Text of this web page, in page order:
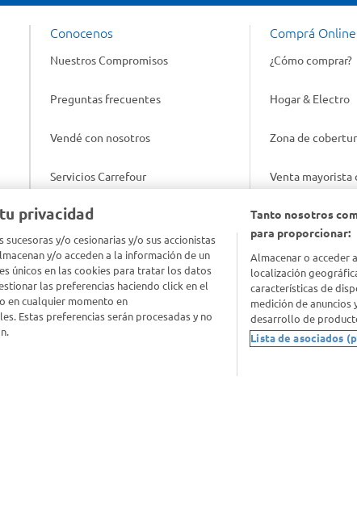
Conocenos
Nuestros Compromisos
Preguntas frecuentes
Vendé con nosotros
Servicios Carrefour
Info útil
Tasas de interés
Contacto
Comprá Online
¿Cómo comprar?
Hogar & Electro
Zona de
Venta mayorista
Gift cards
privacidad
sucesoras y/o cesionarias y/o sus accionistas
y/o acceden a la información de un
únicos en las cookies para tratar los datos
las preferencias haciendo click en el
en cualquier momento en
Estas preferencias serán procesadas y no
Tanto nosotros
para proporcionar:
Almacenar o acceder
localización
características de
medición de
desarrollo de
Lista de asociados